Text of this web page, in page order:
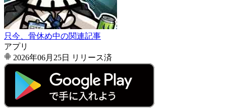
只今、骨休め中の関連記事
アプリ
2026年06月25日
リリース済